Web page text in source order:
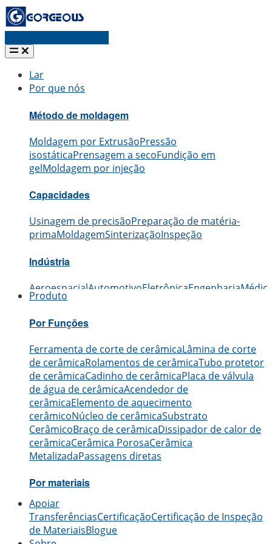
Lar
Por que nós
Método de moldagem
Moldagem por ExtrusãoPressão
isostáticaPrensagem a secoFundição em
gelMoldagem por injeção
Capacidades
Usinagem de precisãoPreparação de matéria-
primaMoldagemSinterizaçãoInspeção
Indústria
AeroespacialAutomotivoEletrônicaEngenharia
Produto
Por Funções
Ferramenta de corte de cerâmicaLâmina de corte
de cerâmicaRolamentos de cerâmicaTubo protetor
de cerâmicaCadinho de cerâmicaPlaca de válvula
de água de cerâmicaAcendedor de
cerâmicaElemento de aquecimento
cerâmicoNúcleo de cerâmicaSubstrato
CerâmicoBraço de cerâmicaDissipador de calor de
cerâmicaCerâmica PorosaCerâmica
MetalizadaPassagens diretas
Por materiais
Cerâmica de Alumina
Cerâmica de carboneto de
boroCerâmicas de carboneto de silícioCerâmica de
nitreto de alumínio
Apoiar
TransferênciasCertificaçãoCertificação de Inspeção
de MateriaisBlogue